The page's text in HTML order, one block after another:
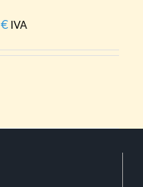
€Fascia
IVA